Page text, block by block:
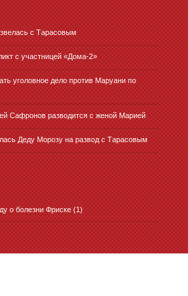
с Тарасовым
с участницей «Дома-2»
уголовное дело против Маруани по
Сафронов разводится с женой Марией
Деду Морозу на развод с Тарасовым
о болезни Фриске (1)